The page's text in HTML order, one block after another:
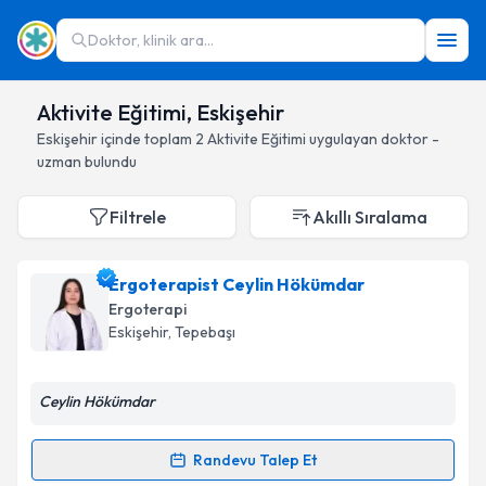
Doktor, klinik ara...
Aktivite Eğitimi, Eskişehir
Eskişehiriçinde toplam 2 Aktivite Eğitimi uygulayan doktor -
uzman bulundu
Filtrele Akıllı Sıralama
Ergoterapist Ceylin Hökümdar
Ergoterapi
Eskişehir, Tepebaşı
Ceylin Hökümdar
Randevu Talep Et
Randevu Takvimi Talebi